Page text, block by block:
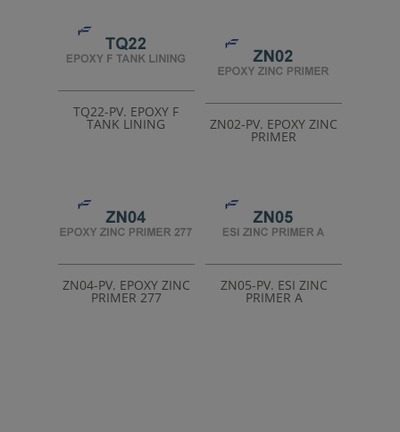
TQ22-PV. EPOXY F
TANK LINING ZN02-PV. EPOXY ZINC
PRIMER
ZN04-PV. EPOXY ZINC
PRIMER 277
ZN05-PV. ESI ZINC
PRIMER A